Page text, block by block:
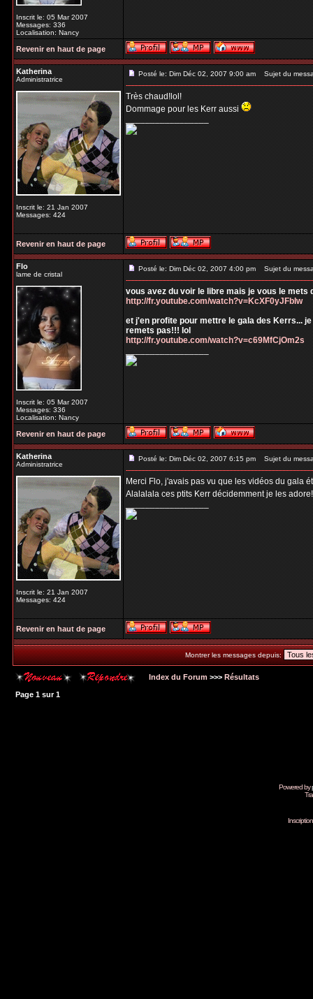
Inscrit le: 05 Mar 2007
Messages: 336
Localisation: Nancy
Revenir en haut de page
Katherina
Administratrice
Inscrit le: 21 Jan 2007
Messages: 424
Posté le: Dim Déc 02, 2007 9:00 am Sujet du
Très chaud!lol!
Dommage pour les Kerr aussi
_________________
Revenir en haut de page
Flo
lame de cristal
Inscrit le: 05 Mar 2007
Messages: 336
Localisation: Nancy
Posté le: Dim Déc 02, 2007 4:00 pm Sujet du
vous avez du voir le libre mais je vous le mets
http://fr.youtube.com/watch?v=KcXF0yJFbIw
et j'en profite pour mettre le gala des Kerrs...
remets pas!!! lol
http://fr.youtube.com/watch?v=c69MfCjOm2s
_________________
Revenir en haut de page
Katherina
Administratrice
Inscrit le: 21 Jan 2007
Messages: 424
Posté le: Dim Déc 02, 2007 6:15 pm Sujet du
Merci Flo, j'avais pas vu que les vidéos du gala
Alalalala ces ptits Kerr décidemment je les
_________________
Revenir en haut de page
Montrer les messages depuis:
Index du Forum >>> Résultats
Page 1 sur1
Powered by